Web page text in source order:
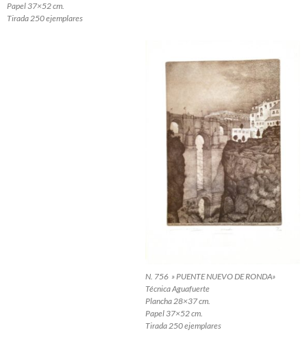
Papel 37×52 cm.
Tirada 250 ejemplares
N. 756 » PUENTE NUEVO DE RONDA»
Técnica Aguafuerte
Plancha 28×37 cm.
Papel 37×52 cm.
Tirada 250 ejemplares